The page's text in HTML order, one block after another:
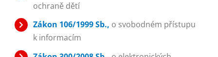
ochraně dětí
Zákon 106/1999 Sb., o svobodném přístupu
k informacím